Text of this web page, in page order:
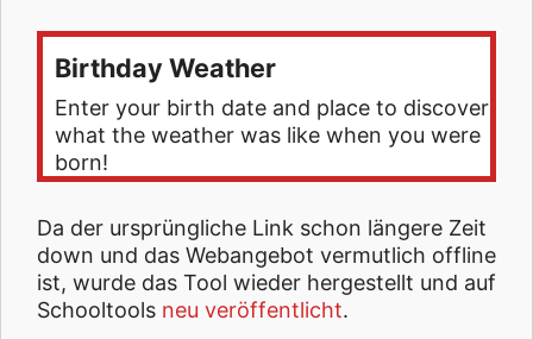
Birthday Weather
Enter your birth date and place to discover
what the weather was like when you were
born!
Da der ursprüngliche Link schon längere Zeit
down und das Webangebot vermutlich offline
ist, wurde das Tool wieder hergestellt und auf
Schooltools neu veröffentlicht.